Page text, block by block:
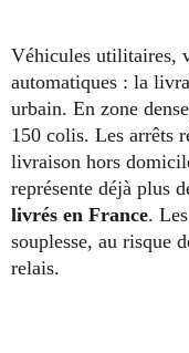
Véhicules utilitaires,
automatiques : la
urbain. En zone
150 colis. Les arrêts
livraison hors
représente déjà plus
livrés en France.
souplesse, au risque
relais.